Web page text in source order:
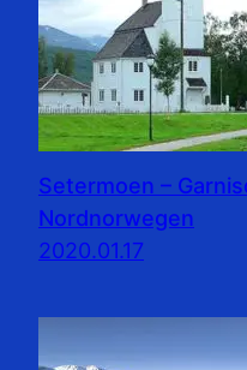
Setermoen –
Nordnorwegen
2020.01.17